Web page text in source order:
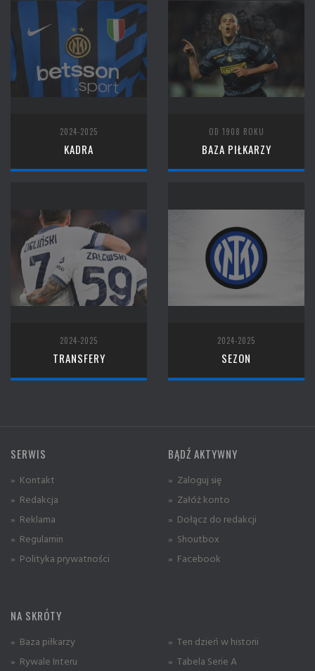
2024-2025
KADRA
OD 1908 ROKU
BAZA PIŁKARZY
2024-2025
TRANSFERY
2024-2025
SEZON
SERWIS
» Kontakt
» Redakcja
» Reklama
» Regulamin
» Polityka prywatności
BĄDŹ AKTYWNY
» Zaloguj się
» Załóż konto
» Dołącz do redakcji
» Shoutbox
» Facebook
NA SKRÓTY
» Baza piłkarzy
» Rywale Interu
» Ten dzień w historii
» Tabela Serie A